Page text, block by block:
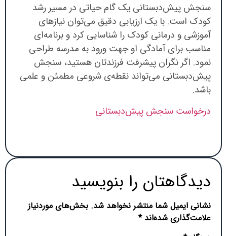
سنجش پیش‌دبستانی یک گام حیاتی در مسیر رشد
کودک است. با یک ارزیابی دقیق می‌توان نیازهای
آموزشی و درمانی کودک را شناسایی کرد و برنامه‌ای
مناسب برای آمادگی او جهت ورود به مدرسه طراحی
نمود. اگر نگران پیشرفت فرزندتان هستید، سنجش
پیش‌دبستانی می‌تواند نقطه‌ی شروعی مطمئن و علمی
باشد.
درخواست سنجش پیش‌دبستانی
دیدگاهتان را بنویسید
نشانی ایمیل شما منتشر نخواهد شد. بخش‌های موردنیاز
علامت‌گذاری شده‌اند*